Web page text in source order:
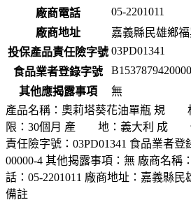
廠商電話
05-2201011
廠商地址
嘉義縣民雄鄉
投保產品責任險字號 03PD01341
食品業者登錄字號
其他應揭露事項
無
產品名稱：奧莉塔葵花油單瓶 規
限：30個月 產 地：義大利 成 份
責任險字號：03PD01341 食品業者登
00000-4 其他揭露事項：無 廠商名稱
話：05-2201011 廠商地址：嘉義縣
備註